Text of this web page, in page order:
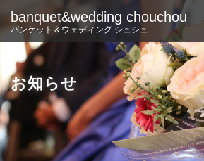
banquet&wedding chouchou
バンケット＆ウェディング シュシュ
お知らせ